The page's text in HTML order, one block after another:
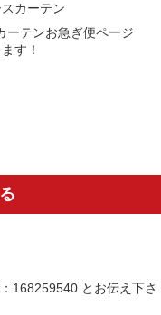
カーテン
ーテンお急ぎ便ページ
す！
168259540 とお伝え下さ